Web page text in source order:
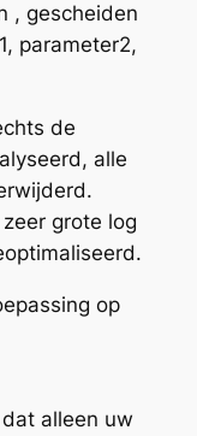
, gescheiden
parameter2,
de
alle
zeer grote log
op
alleen uw